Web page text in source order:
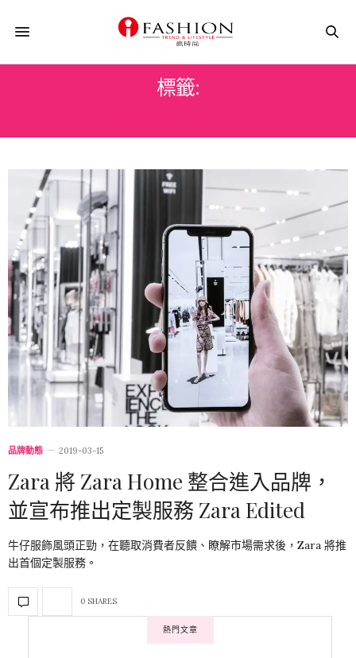
標籤:
品牌動態 2019-03-15
Zara 將 Zara Home 整合進入品牌，
並宣布推出定製服務 Zara Edited
牛仔服飾風頭正勁，在聽取消費者反饋、瞭解市場需求後，Zara 將推
出首個定製服務。
0 SHARES
熱門文章